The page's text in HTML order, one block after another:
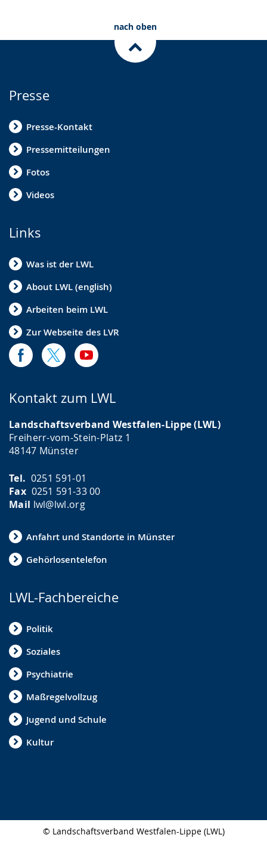
nach oben
Presse
Presse-Kontakt
Pressemitteilungen
Fotos
Videos
Links
Was ist der LWL
About LWL (english)
Arbeiten beim LWL
Zur Webseite des LVR
Kontakt zum LWL
Landschaftsverband Westfalen-Lippe (LWL)
Freiherr-vom-Stein-Platz 1
48147 Münster
Tel. 0251 591-01
Fax 0251 591-33 00
Mail lwl@lwl.org
Anfahrt und Standorte in Münster
Gehörlosentelefon
LWL-Fachbereiche
Politik
Soziales
Psychiatrie
Maßregelvollzug
Jugend und Schule
Kultur
© Landschaftsverband Westfalen-Lippe (LWL)